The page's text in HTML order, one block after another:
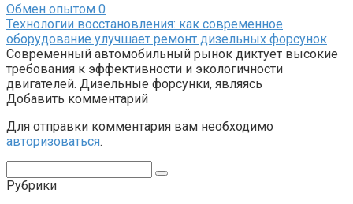
Обмен опытом 0
Технологии восстановления: как современное
оборудование улучшает ремонт дизельных форсунок
Современный автомобильный рынок диктует высокие
требования к эффективности и экологичности
двигателей. Дизельные форсунки, являясь
Добавить комментарий
Для отправки комментария вам необходимо
авторизоваться.
Рубрики